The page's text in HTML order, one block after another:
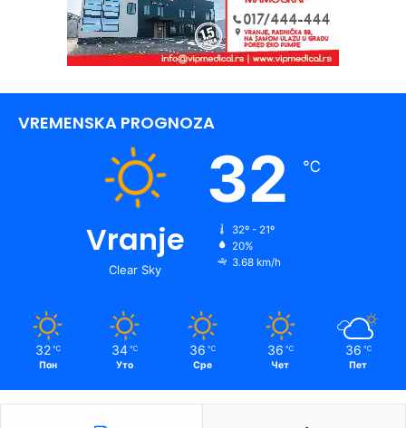
VREMENSKA PROGNOZA
Vranje
Clear Sky
32 ℃
32º - 21º
20%
3.68 km/h
32 ℃
Пон
34 ℃
Уто
36 ℃
Сре
36 ℃
Чет
36 ℃
Пет